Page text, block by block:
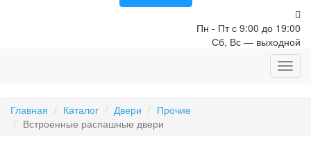
Пн - Пт с 9:00 до 19:00
Сб, Вс — выходной
Главная Каталог Двери
Прочие
Встроенные распашные двери